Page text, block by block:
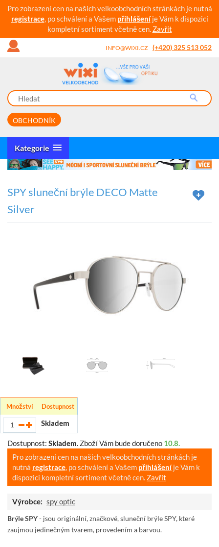
Pro zobrazení cen na našich velkoobchodních stránkách je nutná
registrace, po schválení a Vašem přihlášeníje Vám k dispozici
kompletní sortiment včetně cen. Zavřít
INFO@WIXI.CZ (+420) 325 513 052
OBCHODNÍK
Kategorie
SPY sluneční brýle DECO Matte
Silver
Množství Dostupnost
Skladem
Dostupnost: Skladem. Zboží Vám bude doručeno 10.8.
Pro zobrazení cen na našich velkoobchodních stránkách je
nutná registrace, po schválení a Vašem přihlášeníje Vám k
dispozici kompletní sortiment včetně cen. Zavřít
Výrobce: spy optic
Brýle SPY- jsou originální, značkové, sluneční brýle SPY, které
zaujmou jedinečným tvarem, provedením a barvou.